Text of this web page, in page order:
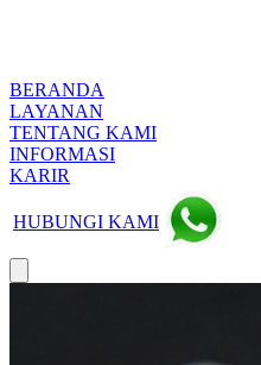
BERANDA
LAYANAN
TENTANG KAMI
INFORMASI
KARIR
HUBUNGI KAMI